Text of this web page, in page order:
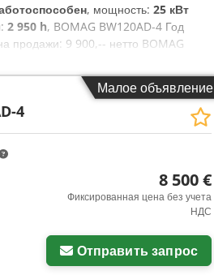
, мощность: 25 кВт
2 950 h, BOMAG BW120AD-4 Год
продажи: 9 900,-- нетто BOMAG
2 600 кг Цена продажи: 8 800,--
4 356 часов 20,1 кВт, Deutz 2 450
7 771 час 20,1 кВт, Deutz 2
Малое объявление
4
8 500 €
Фиксированная цена без учета
НДС
Отправить запрос